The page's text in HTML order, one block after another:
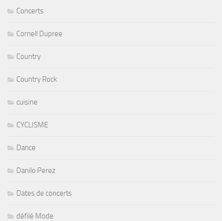
Concerts
Cornell Dupree
Country
Country Rock
cuisine
CYCLISME
Dance
Danilo Perez
Dates de concerts
défilé Mode